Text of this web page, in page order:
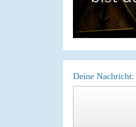
Deine Nachricht: